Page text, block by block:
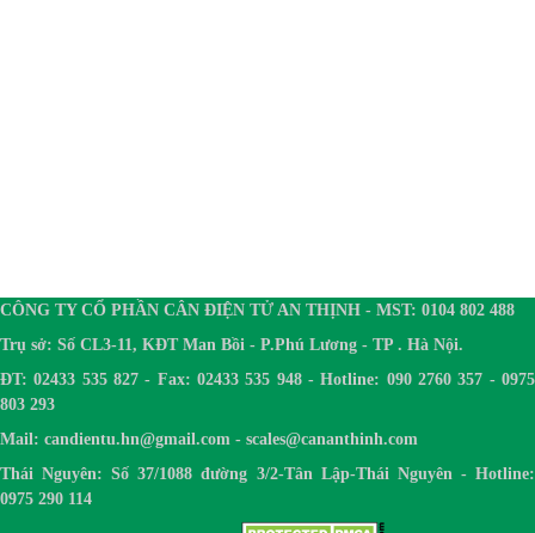
CÔNG TY CỔ PHẦN CÂN ĐIỆN TỬ AN THỊNH - MST: 0104 802 488
Trụ sở: Số CL3-11, KĐT Man Bồi - P.Phú Lương - TP . Hà Nội.
ĐT: 02433 535 827 - Fax: 02433 535 948 - Hotline: 090 2760 357 - 0975
803 293
Mail: candientu.hn@gmail.com - scales@cananthinh.com
Thái Nguyên: Số 37/1088 đường 3/2-Tân Lập-Thái Nguyên - Hotline:
0975 290 114